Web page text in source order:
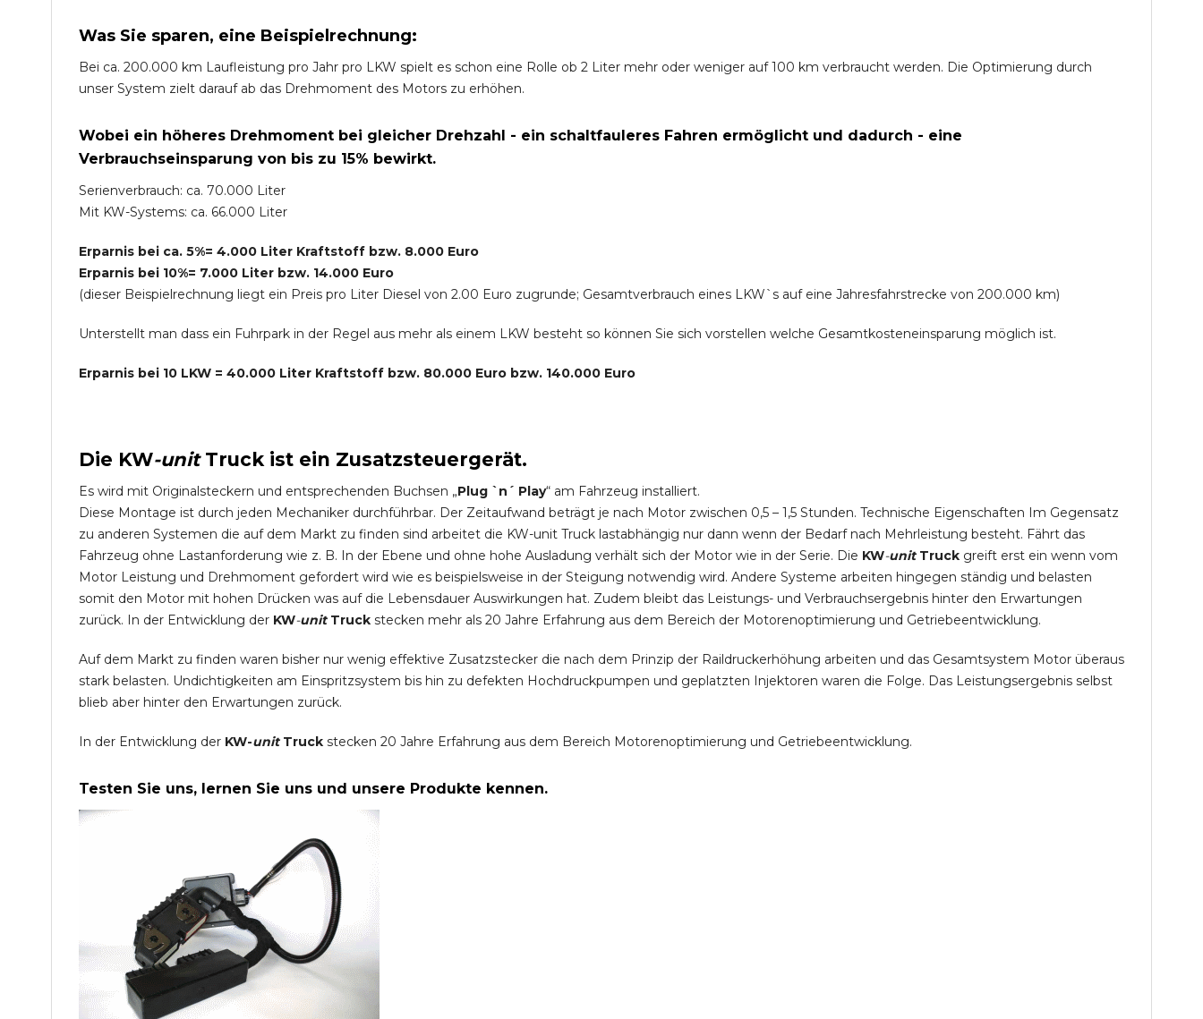
Was Sie sparen, eine Beispielrechnung:
Bei ca. 200.000 km Laufleistung pro Jahr pro LKW spielt es schon eine Rolle ob 2 Liter mehr oder weniger auf 100 km verbraucht werden. Die Optimierung durch
unser System zielt darauf ab das Drehmoment des Motors zu erhöhen.
Wobei ein höheres Drehmoment bei gleicher Drehzahl - ein schaltfauleres Fahren ermöglicht und dadurch - eine
Verbrauchseinsparung von bis zu 15% bewirkt.
Serienverbrauch: ca. 70.000 Liter
Mit KW-Systems: ca. 66.000 Liter
Erparnis bei ca. 5%= 4.000 Liter Kraftstoff bzw. 8.000 Euro
Erparnis bei 10%= 7.000 Liter bzw. 14.000 Euro
(dieser Beispielrechnung liegt ein Preis pro Liter Diesel von 2.00 Euro zugrunde; Gesamtverbrauch eines LKW`s auf eine Jahresfahrstrecke von 200.000 km)
Unterstellt man dass ein Fuhrpark in der Regel aus mehr als einem LKW besteht so können Sie sich vorstellen welche Gesamtkosteneinsparung möglich ist.
Erparnis bei 10 LKW = 40.000 Liter Kraftstoff bzw. 80.000 Euro bzw. 140.000 Euro
Die KW-unit Truckist ein Zusatzsteuergerät.
Es wird mit Originalsteckern und entsprechenden Buchsen „Plug `n´ Play“ am Fahrzeug installiert.
Diese Montage ist durch jeden Mechaniker durchführbar. Der Zeitaufwand beträgt je nach Motor zwischen 0,5 – 1,5 Stunden. Technische Eigenschaften Im Gegensatz
zu anderen Systemen die auf dem Markt zu finden sind arbeitet die KW-unit Truck lastabhängig nur dann wenn der Bedarf nach Mehrleistung besteht. Fährt das
Fahrzeug ohne Lastanforderung wie z. B. In der Ebene und ohne hohe Ausladung verhält sich der Motor wie in der Serie. Die KW-unit Truck greift erst ein wenn vom
Motor Leistung und Drehmoment gefordert wird wie es beispielsweise in der Steigung notwendig wird. Andere Systeme arbeiten hingegen ständig und belasten
somit den Motor mit hohen Drücken was auf die Lebensdauer Auswirkungen hat. Zudem bleibt das Leistungs- und Verbrauchsergebnis hinter den Erwartungen
zurück. In der Entwicklung der KW-unit Truck stecken mehr als 20 Jahre Erfahrung aus dem Bereich der Motorenoptimierung und Getriebeentwicklung.
Auf dem Markt zu finden waren bisher nur wenig effektive Zusatzstecker die nach dem Prinzip der Raildruckerhöhung arbeiten und das Gesamtsystem Motor überaus
stark belasten. Undichtigkeiten am Einspritzsystem bis hin zu defekten Hochdruckpumpen und geplatzten Injektoren waren die Folge. Das Leistungsergebnis selbst
blieb aber hinter den Erwartungen zurück.
In der Entwicklung der KW-unitTruck stecken 20 Jahre Erfahrung aus dem Bereich Motorenoptimierung und Getriebeentwicklung.
Testen Sie uns, lernen Sie uns und unsere Produkte kennen.